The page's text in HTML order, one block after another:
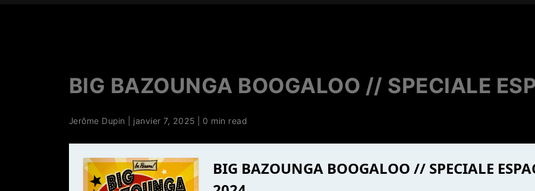
BIG BAZOUNGA BOOGALOO // SPECIALE
Jerôme Dupin janvier 7, 2025 0 min read